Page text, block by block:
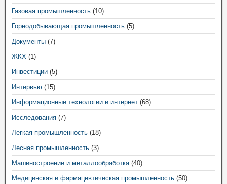
Газовая промышленность (10)
Горнодобывающая промышленность (5)
Документы (7)
ЖКХ (1)
Инвестиции (5)
Интервью (15)
Информационные технологии и интернет (68)
Исследования (7)
Легкая промышленность (18)
Лесная промышленность (3)
Машиностроение и металлообработка(40)
Медицинская и фармацевтическая промышленность (50)